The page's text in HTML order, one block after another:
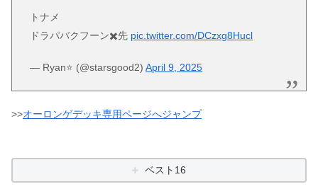
トナメ
ドラパバクフーン✖️先 pic.twitter.com/DCzxg8Hucl
— Ryan⭐️ (@starsgood2)April 9, 2025
>>オーロンゲデッキ専用ページへジャンプ
ベスト16